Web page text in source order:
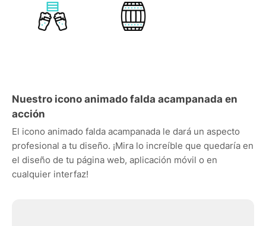
Nuestro icono animado falda acampanada en
acción
El icono animado falda acampanada le dará un aspecto
profesional a tu diseño. ¡Mira lo increíble que quedaría en
el diseño de tu página web, aplicación móvil o en
cualquier interfaz!